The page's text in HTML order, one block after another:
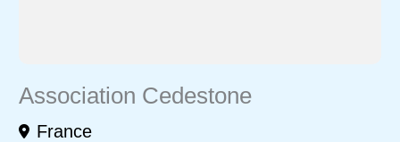
Association Cedestone
France